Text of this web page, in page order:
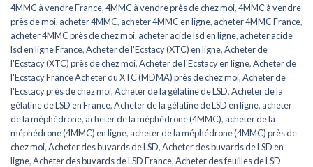
4MMC à vendre France,4MMC à vendre près de chez moi,4MMC à vendre
près de moi, acheter 4MMC, acheter 4MMC en ligne, acheter 4MMC France,
acheter 4MMC près de chez moi, acheter acide lsd en ligne, acheter acide
lsd en ligne France,Acheter de l'Ecstacy (XTC) en ligne,Acheter de
l'Ecstacy (XTC) près de chez moi,Acheter de l'Ecstacy en ligne,Acheter de
l'Ecstacy France Acheter du XTC (MDMA) près de chez moi,Acheter de
l'Ecstacy près de chez moi,Acheter de la gélatine de LSD,Acheter de la
gélatine de LSD en France,Acheter de la gélatine de LSD en ligne, acheter
de la méphédrone, acheter de la méphédrone (4MMC), acheter de la
méphédrone (4MMC) en ligne, acheter de la méphédrone (4MMC) près de
chez moi,Acheter des buvards de LSD,Acheter des buvards de LSD en
ligne,Acheter des buvards de LSD France,Acheter des feuilles de LSD